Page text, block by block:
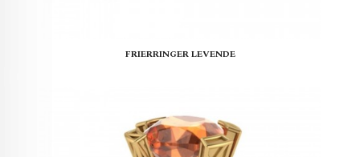
FRIERRINGER LEVENDE